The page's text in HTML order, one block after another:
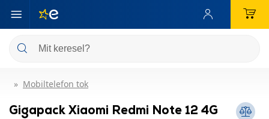
Mobiltelefon tok
Gigapack Xiaomi Redmi Note 12 4G